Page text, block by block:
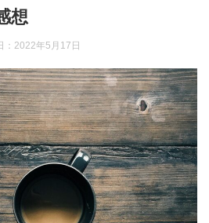
想
2022年5月17日